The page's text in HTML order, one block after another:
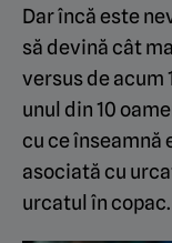
Dar încă este
să devină cât
versus de acum
unul din 10
cu ce înseamnă
asociată cu
urcatul în copac.